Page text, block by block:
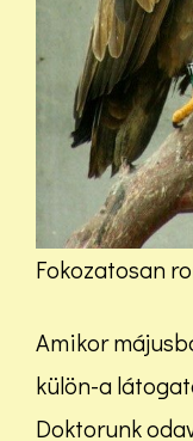
Fokozatosan
Amikor
külön-a
Doktorunk